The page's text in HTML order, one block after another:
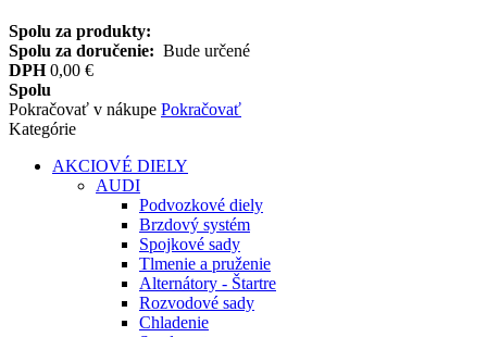
Spolu za produkty:
Spolu za doručenie: Bude určené
DPH 0,00 €
Spolu
Pokračovať v nákupe Pokračovať
Kategórie
AKCIOVÉ DIELY
AUDI
Podvozkové diely
Brzdový systém
Spojkové sady
Tlmenie a pruženie
Alternátory - Štartre
Rozvodové sady
Chladenie